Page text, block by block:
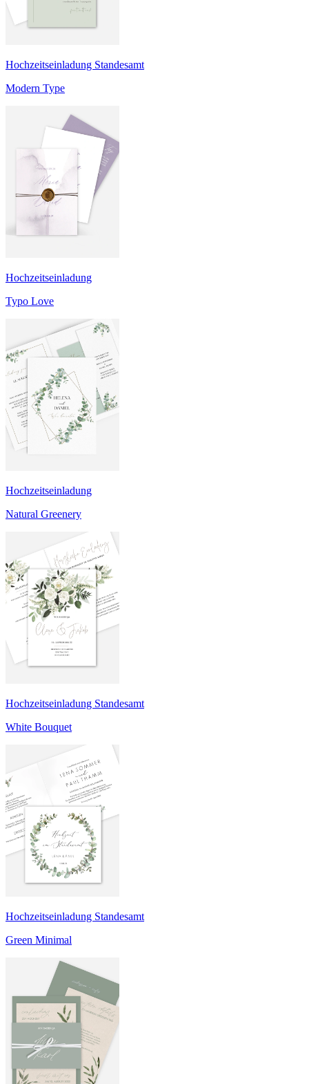
Hochzeitseinladung Standesamt
Modern Type
Hochzeitseinladung
Typo Love
Hochzeitseinladung
Natural Greenery
Hochzeitseinladung Standesamt
White Bouquet
Hochzeitseinladung Standesamt
Green Minimal